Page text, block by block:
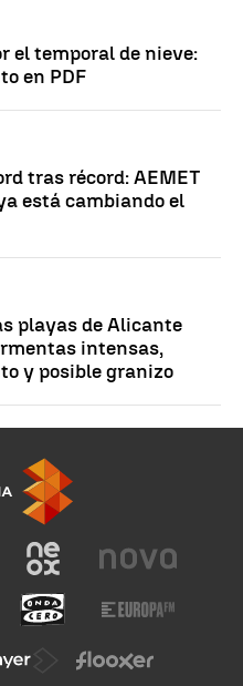
el temporal de nieve:
en PDF
tras récord: AEMET
está cambiando el
playas de Alicante
intensas,
y posible granizo